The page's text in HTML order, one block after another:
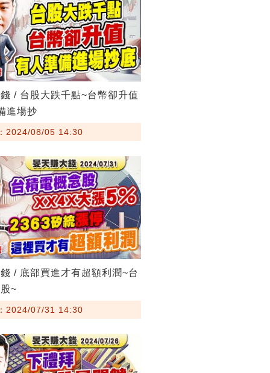
/ 台股大跌千點~台幣卻升值
進場抄
2024/08/05 14:30
/ 底部買進才有超額利潤~台
~
2024/07/31 14:30